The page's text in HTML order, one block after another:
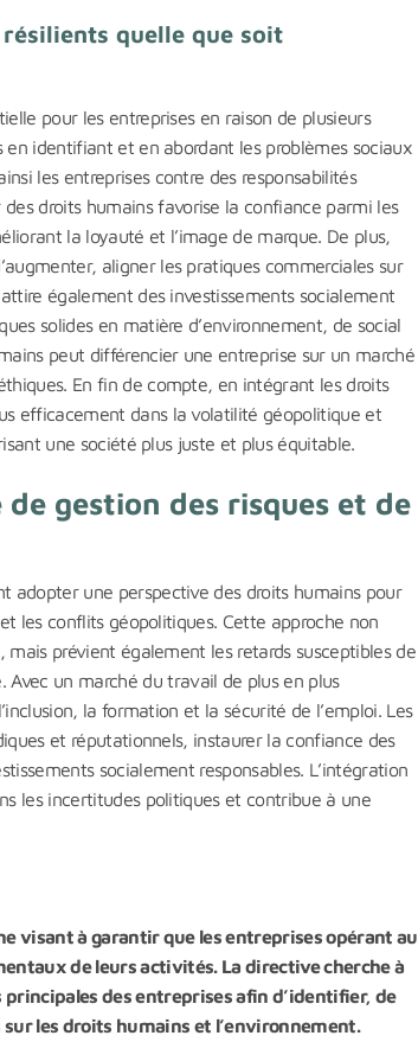
quelle que soit
pour les entreprises en raison de plusieurs
identifiant et en abordant les problèmes sociaux
les entreprises contre des responsabilités
droits humains favorise la confiance parmi les
la loyauté et l’image de marque. De plus,
aligner les pratiques commerciales sur
également des investissements socialement
solides en matière d’environnement, de social
peut différencier une entreprise sur un marché
En fin de compte, en intégrant les droits
efficacement dans la volatilité géopolitique et
une société plus juste et plus équitable.
gestion des risques et de
adopter une perspective des droits humains pour
les conflits géopolitiques. Cette approche non
prévient également les retards susceptibles de
un marché du travail de plus en plus
la formation et la sécurité de l’emploi. Les
et réputationnels, instaurer la confiance des
socialement responsables. L’intégration
les incertitudes politiques et contribue à une
visant à garantir que les entreprises opérant au
de leurs activités. La directive cherche à
des entreprises afin d’identifier, de
les droits humains et l’environnement.